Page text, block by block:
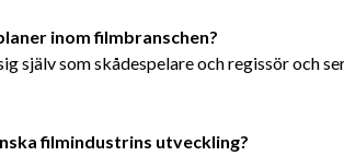
inom filmbranschen?
själv som skådespelare och regissör och
filmindustrins utveckling?